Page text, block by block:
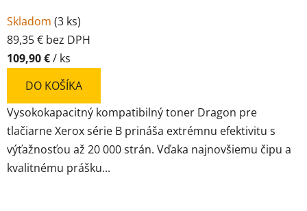
Skladom (3 ks)
89,35 € bez DPH
109,90 €/ ks
DO KOŠÍKA
Vysokokapacitný kompatibilný toner Dragon pre
tlačiarne Xerox série B prináša extrémnu efektivitu s
výťažnosťou až 20 000 strán. Vďaka najnovšiemu čipu a
kvalitnému prášku...